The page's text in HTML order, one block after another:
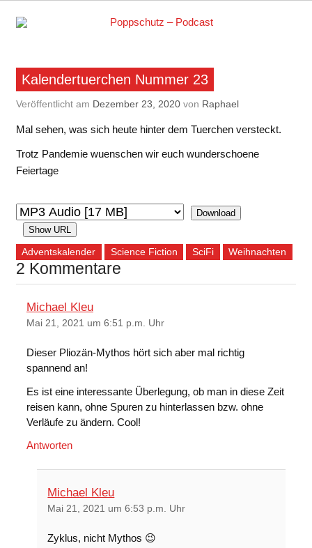
Skip
contentPodcasts zu Ihrem Vergnügen
Kalendertuerchen Nummer 23
Veröffentlicht am Dezember 23, 2020von Raphael
Mal sehen, was sich heute hinter dem Tuerchen versteckt.
Trotz Pandemie wuenschen wir euch wunderschoene
Feiertage
Download
Show URL
Adventskalender Science Fiction SciFi Weihnachten
2 Kommentare
Michael Kleu
Mai 21, 2021 um 6:51 p.m. Uhr
Dieser Pliozän-Mythos hört sich aber mal richtig
spannend an!
Es ist eine interessante Überlegung, ob man in diese Zeit
reisen kann, ohne Spuren zu hinterlassen bzw. ohne
Verläufe zu ändern. Cool!
Antworten
Michael Kleu
Mai 21, 2021 um 6:53 p.m. Uhr
Zyklus, nicht Mythos 😉